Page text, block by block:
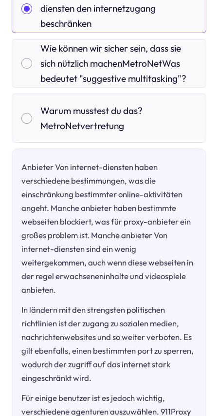
diensten den internetzugang
beschränken
Wie können wir sicher sein, dass sie
sich nützlich machenMetroNetWas
bedeutet "suggestive multitasking"?
Warum musstest du das?
MetroNetvertretung
Anbieter Von internet-diensten haben
verschiedene bestimmungen, was die
einschränkung bestimmter online-aktivitäten
angeht. Manche anbieter haben bestimmte
webseiten blockiert, was für proxy-anbieter ein
großes problem ist. Manche anbieter Von
internet-diensten sind ein wenig
weitergekommen, auch wenn diese webseiten in
der regel erwachseneninhalte und videospiele
anbieten.
In ländern mit den strengsten politischen
richtlinien ist der zugang zu sozialen medien,
nachrichtenwebsites und so weiter verboten. Es
gilt ebenfalls, einen bestimmten port zu sperren,
wodurch der zugriff auf das internet stark
eingeschränkt wird.
Für einige benutzer ist es jedoch wichtig,
verschiedene agenturen auszuwählen. 911Proxy